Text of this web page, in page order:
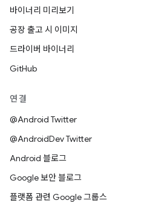
바이너리 미리보기
공장 출고 시 이미지
드라이버 바이너리
GitHub
연결
@Android Twitter
@AndroidDev Twitter
Android 블로그
Google 보안 블로그
플랫폼 관련 Google 그룹스